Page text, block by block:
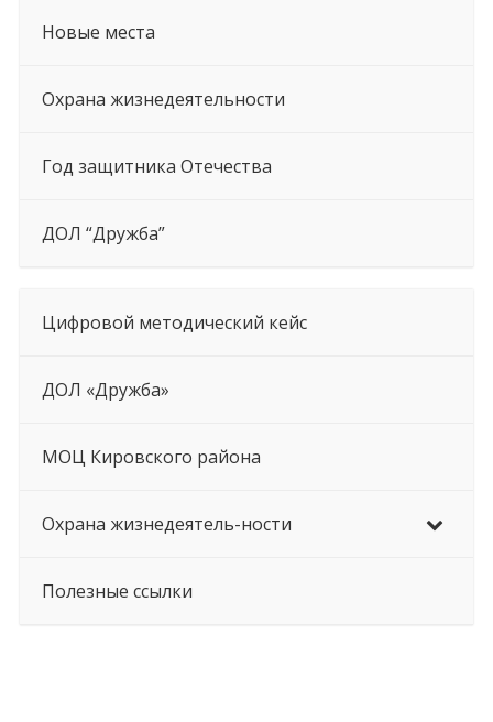
Новые места
Охрана жизнедеятельности
Год защитника Отечества
ДОЛ “Дружба”
Цифровой методический кейс
ДОЛ «Дружба»
МОЦ Кировского района
Охрана жизнедеятель-ности
Полезные ссылки